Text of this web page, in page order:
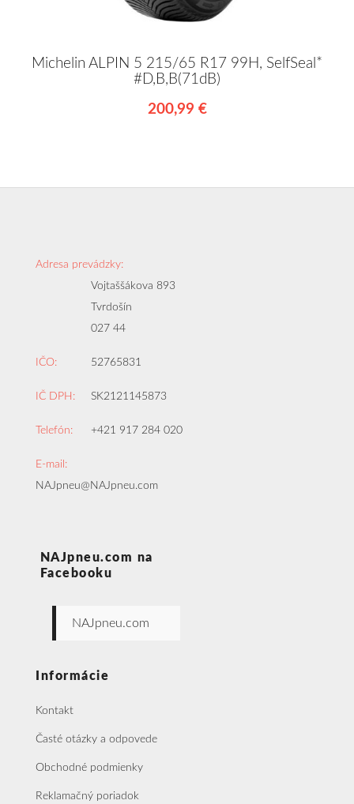
Michelin ALPIN 5 215/65 R17 99H, SelfSeal*
#D,B,B(71dB)
200,99 €
Adresa prevádzky:
Vojtaššákova 893
Tvrdošín
027 44
IČO: 52765831
IČ DPH: SK2121145873
Telefón: +421 917 284 020
E-mail:
NAJpneu@NAJpneu.com
NAJpneu.com na
Facebooku
NAJpneu.com
Informácie
Kontakt
Časté otázky a odpovede
Obchodné podmienky
Reklamačný poriadok